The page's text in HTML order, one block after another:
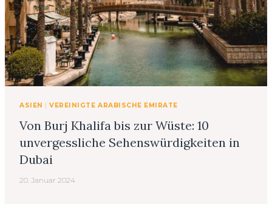
ASIEN |VEREINIGTE ARABISCHE EMIRATE
Von Burj Khalifa bis zur Wüste: 10
unvergessliche Sehenswürdigkeiten in
Dubai
20. Januar 2024